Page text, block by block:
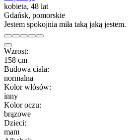
kobieta, 48 lat
Gdańsk, pomorskie
Jestem spokojnia miła taką jaką jestem.
Wzrost:
158 cm
Budowa ciała:
normalna
Kolor włósów:
inny
Kolor oczu:
brązowe
Dzieci:
mam